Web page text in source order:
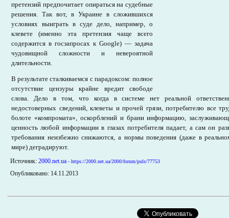
претензий предпочитает опираться на судебные
решения. Так вот, в Украине в сложившихся
условиях выиграть в суде дело, например, о
клевете (именно эта претензия чаще всего
содержится в госзапросах к Google) — задача
чудовищной сложности и невероятной
длительности.
В результате сталкиваемся с парадоксом: полное
отсутствие цензуры крайне вредит свободе
слова. Дело в том, что когда в системе нет реальной
недостоверных сведений, клеветы и прочей грязи, потребителю все
болоте «компромата», оскорблений и брани информацию,
ценность любой информации в глазах потребителя падает, а сам он
требования неизбежно снижаются, а нормы поведения (даже в
мире) деградируют.
Источник: 2000.net.ua - https://2000.net.ua/2000/forum/puls/77753
Опубликовано: 14.11.2013